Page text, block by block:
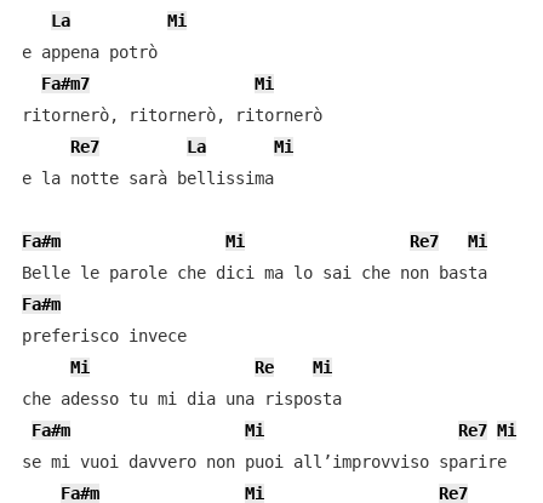
La
Mi
e appena potrò
Fa#m7
Mi
ritornerò, ritornerò, ritornerò
Re7
La
Mi
e la notte sarà bellissima
Fa#m Mi Re7
Mi
Belle le parole che dici ma lo sai che non basta
Fa#m
preferisco invece
Mi
Re
Mi
che adesso tu mi dia una risposta
Fa#m
Mi Re7 Mi
se mi vuoi davvero non puoi all’improvviso sparire
Fa#m
Mi Re7